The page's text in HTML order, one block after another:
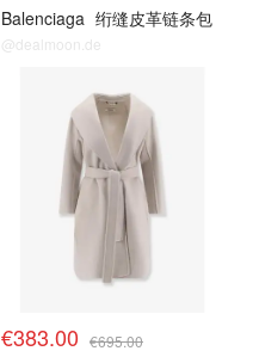
Balenciaga 绗缝皮革链条包
@dealmoon.de
€383.00 €695.00